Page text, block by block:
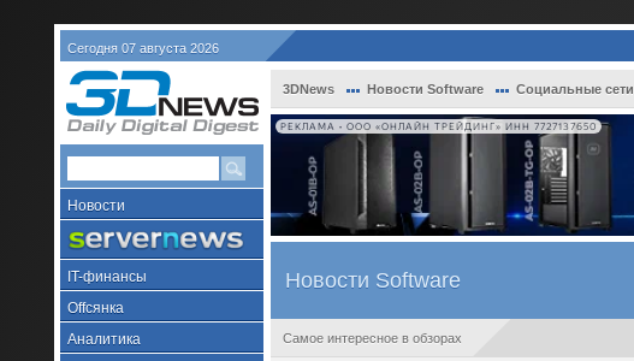
Сегодня 07 августа 2026
Новости
IT-финансы
Offсянка
Аналитика
3DNews Новости Software Социальные сети
РЕКЛАМА • ООО «ОНЛАЙН ТРЕЙДИНГ» ИНН 7727137650
Новости Software
Самое интересное в обзорах